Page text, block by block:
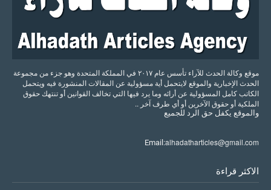
موقع وكالة الحدث للآراء تأسس عام ٢٠١٧ في المملكة المتحدة وهو جزء من مجموعة
الحدث الإخبارية والموقع لايتحمل أية مسؤولية عن المقالات المنشورة فيه ويتحمل
الكاتب كامل المسؤولية عن أرائه وما يرد فيها التي تخالف القوانين أو تنتهك حقوق
الملكية أو حقوق الآخرين أو أي طرف آخر ..
والموقع يكفل حق الرد للجميع
Email:alhadatharticles@gmail.com
الاكثر قراءة